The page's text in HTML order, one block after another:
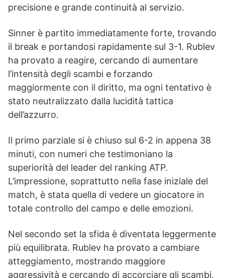
precisione e grande continuità al servizio.
Sinner è partito immediatamente forte, trovando
il break e portandosi rapidamente sul 3-1. Rublev
ha provato a reagire, cercando di aumentare
l’intensità degli scambi e forzando
maggiormente con il diritto, ma ogni tentativo è
stato neutralizzato dalla lucidità tattica
dell’azzurro.
Il primo parziale si è chiuso sul 6-2 in appena 38
minuti, con numeri che testimoniano la
superiorità del leader del ranking ATP.
L’impressione, soprattutto nella fase iniziale del
match, è stata quella di vedere un giocatore in
totale controllo del campo e delle emozioni.
Nel secondo set la sfida è diventata leggermente
più equilibrata. Rublev ha provato a cambiare
atteggiamento, mostrando maggiore
aggressività e cercando di accorciare gli scambi.